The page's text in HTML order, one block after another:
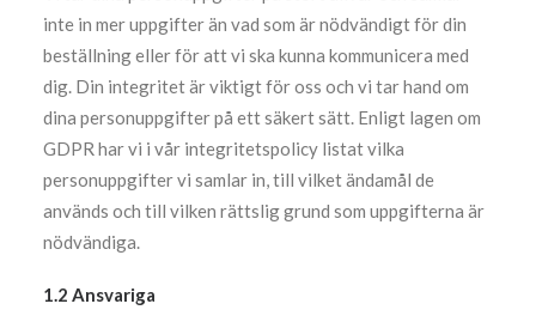
inte in mer uppgifter än vad som är nödvändigt för din
beställning eller för att vi ska kunna kommunicera med
dig. Din integritet är viktigt för oss och vi tar hand om
dina personuppgifter på ett säkert sätt. Enligt lagen om
GDPR har vi i vår integritetspolicy listat vilka
personuppgifter vi samlar in, till vilket ändamål de
används och till vilken rättslig grund som uppgifterna är
nödvändiga.
1.2 Ansvariga